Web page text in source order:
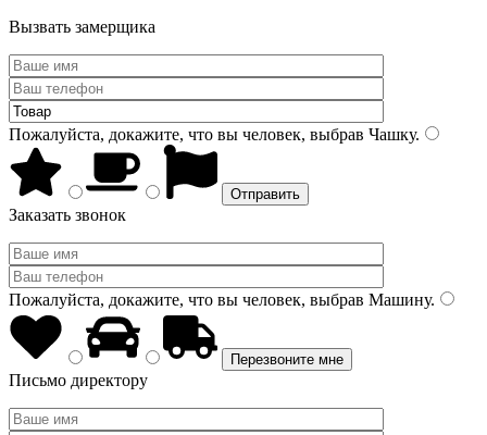
Вызвать замерщика
Пожалуйста, докажите, что вы человек, выбрав Чашку.
Заказать звонок
Пожалуйста, докажите, что вы человек, выбрав Машину.
Письмо директору